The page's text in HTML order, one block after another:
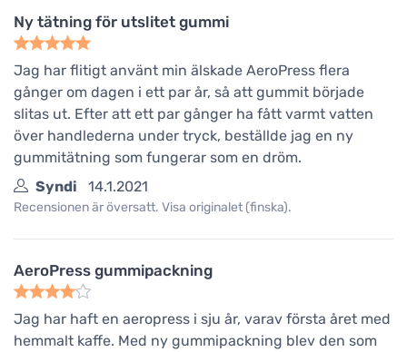
Ny tätning för utslitet gummi
Jag har flitigt använt min älskade AeroPress flera
gånger om dagen i ett par år, så att gummit började
slitas ut. Efter att ett par gånger ha fått varmt vatten
över handlederna under tryck, beställde jag en ny
gummitätning som fungerar som en dröm.
Syndi
14.1.2021
Recensionen är översatt. Visa originalet (finska).
AeroPress gummipackning
Jag har haft en aeropress i sju år, varav första året med
hemmalt kaffe. Med ny gummipackning blev den som